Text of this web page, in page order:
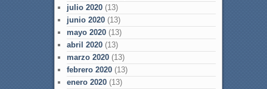
julio 2020(13)
junio 2020(13)
mayo 2020(13)
abril 2020(13)
marzo 2020(13)
febrero 2020(13)
enero 2020(13)